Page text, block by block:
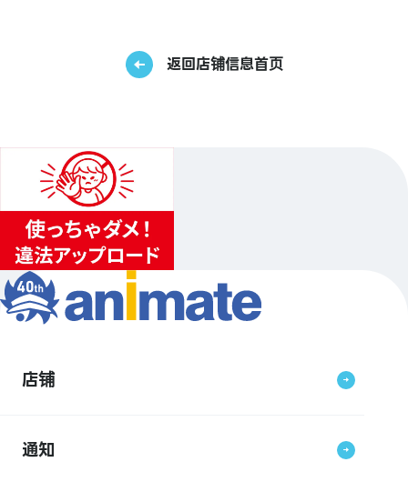
返回店铺信息首页
店铺
通知